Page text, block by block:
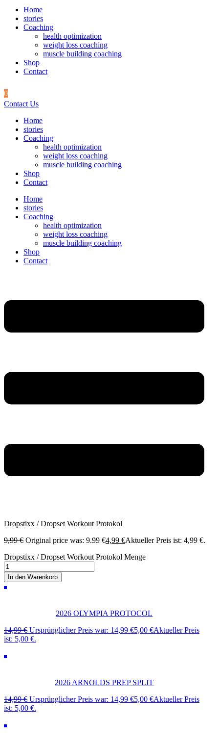
Home
stories
Coaching
health optimization
weight loss coaching
muscle building coaching
Shop
Contact
0
Contact Us
Home
stories
Coaching
health optimization
weight loss coaching
muscle building coaching
Shop
Contact
Home
stories
Coaching
health optimization
weight loss coaching
muscle building coaching
Shop
Contact
Dropstixx / Dropset Workout Protokol
9,99€ Original price was: 9.99 €4,99 €Aktueller Preis ist: 4,99 €.
Dropstixx / Dropset Workout Protokol Menge
In den Warenkorb
2026 OLYMPIA PROTOCOL
14,99€ Ursprünglicher Preis war: 14,99 €5,00 €Aktueller Preis
ist: 5,00 €.
2026 ARNOLDS PREP SPLIT
14,99€ Ursprünglicher Preis war: 14,99 €5,00 €Aktueller Preis
ist: 5,00 €.